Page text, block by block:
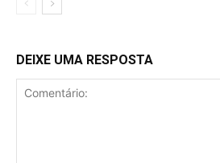
DEIXE UMA RESPOSTA